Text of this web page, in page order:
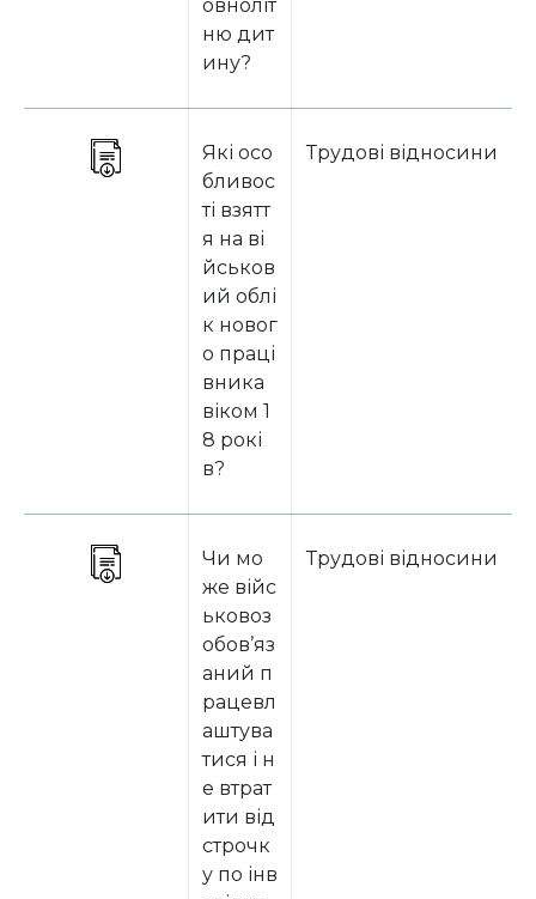
овноліт
ню дит
ину?
Які осо
бливос
ті взятт
я на ві
йськов
ий облі
к новог
о праці
вника
віком 1
8 рокі
в?
Трудові відносини
Чи мо
же війс
ьковоз
обов’яз
аний п
рацевл
аштува
тися і н
е втрат
ити від
строчк
у по інв
Трудові відносини